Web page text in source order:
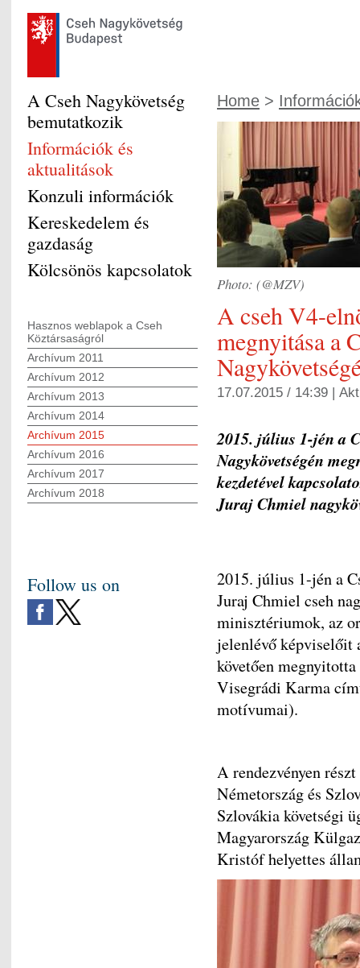
Home >
Photo: (@MZV)
A cseh V4-
megnyitása a
17.07.2015 / 14:39 |
2015. július 1-jén a
Nagykövetségén
kezdetével
Juraj Chmiel
2015. július 1-jén a
Juraj Chmiel cseh
minisztériumok, az
jelenlévő képviselőit
követően
Visegrádi Karma
motívumai).
A rendezvényen
Németország és
Szlovákia követségi
Magyarország
Kristóf helyettes
A Cseh Nagykövetség
bemutatkozik
Információk és
aktualitások
Konzuli információk
Kereskedelem és
gazdaság
Kölcsönös kapcsolatok
Hasznos weblapok a Cseh
Köztársaságról
Archívum 2011
Archívum 2012
Archívum 2013
Archívum 2014
Archívum 2015
Archívum 2016
Archívum 2017
Archívum 2018
Follow us on